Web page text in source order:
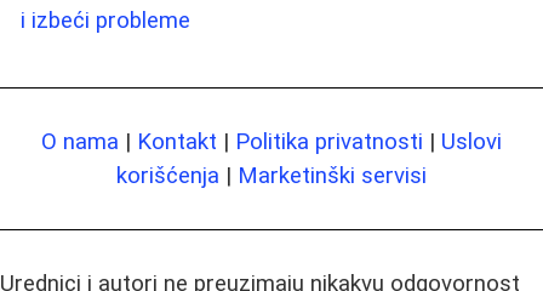
i izbeći probleme
O nama | Kontakt | Politika privatnosti | Uslovi
korišćenja | Marketinški servisi
Urednici i autori ne preuzimaju nikakvu odgovornost